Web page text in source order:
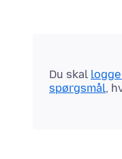
Du skal
spørgsmål,